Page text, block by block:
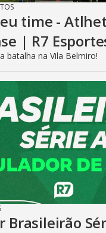
time -
| R7
batalha na Vila Belmiro!
Brasileirão